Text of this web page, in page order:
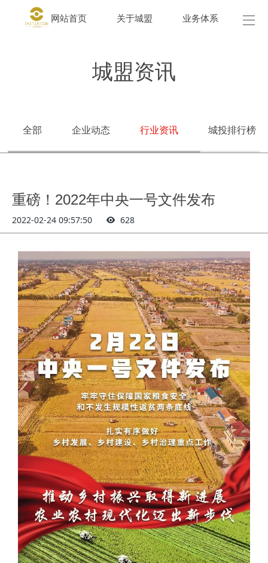
网站首页 关于城盟 业务体系 城
城盟资讯
全部 企业动态 行业资讯 城投排行榜
重磅！2022年中央一号文件发布
2022-02-24 09:57:50 628